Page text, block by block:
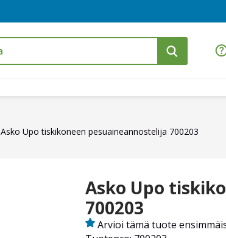
Asko Upo tiskikoneen pesuaineannostelija 700203
Asko Upo
700203
Arvioi tämä tuote